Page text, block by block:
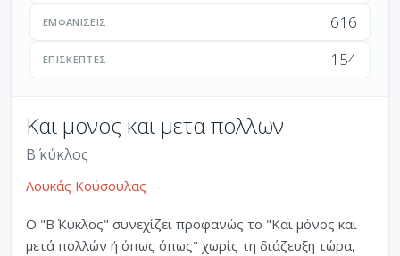
ΕΜΦΑΝΊΣΕΙΣ 616
ΕΠΙΣΚΈΠΤΕΣ 154
Και μονος και μετα πολλων
Β΄ κύκλος
Λουκάς Κούσουλας
Ο "Β΄ Κύκλος" συνεχίζει προφανώς το "Και μόνος και
μετά πολλών ή όπως όπως" χωρίς τη διάζευξη τώρα,